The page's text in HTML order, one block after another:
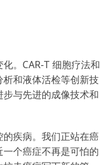
。CAR-T 细胞疗法和
和液体活检等创新技
与先进的成像技术和
疾病。我们正站在癌
个癌症不再是可怕的